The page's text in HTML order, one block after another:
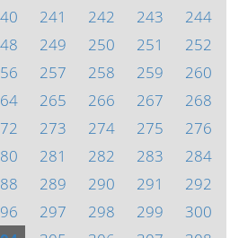
241 242 243
244
249 250 251
252
257 258 259
260
265 266 267
268
273 274 275
276
281 282 283
284
289 290 291
292
297 298 299
300